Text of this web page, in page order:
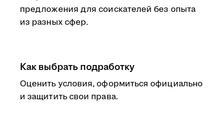
предложения для соискателей без опыта
из разных сфер.
Как выбрать подработку
Оценить условия, оформиться официально
и защитить свои права.